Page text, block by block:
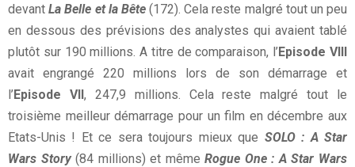
devantLa Belle et la Bête(172). Cela reste malgré tout un peu
en dessous des prévisions des analystes qui avaient tablé
plutôt sur 190 millions. A titre de comparaison, l’Episode VIII
avait engrangé 220 millions lors de son démarrage et
l’Episode VII, 247,9 millions. Cela reste malgré tout le
troisième meilleur démarrage pour un film en décembre aux
Etats-Unis ! Et ce sera toujours mieux que SOLO : A Star
Wars Story(84 millions) et mêmeRogue One : A Star Wars